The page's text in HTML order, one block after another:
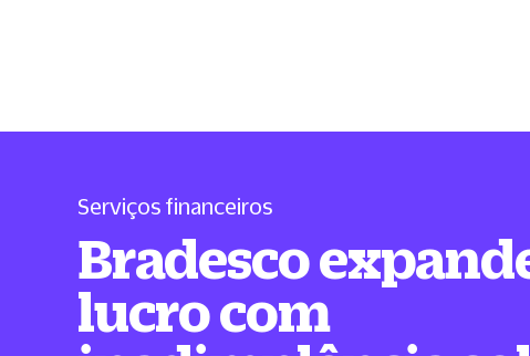
Serviços financeiros
Bradesco
lucro com